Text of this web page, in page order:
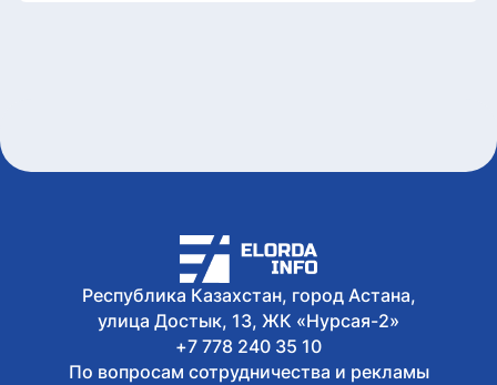
В Астане прошел творческий вечер ко
дню рождения Абая
Сегодня, 16:00
В Астане около 150 юных художников
одновременно создали портреты Абая
Республика Казахстан, город Астана,
улица Достык, 13, ЖК «Нурсая-2»
+7 778 240 35 10
По вопросам сотрудничества и рекламы